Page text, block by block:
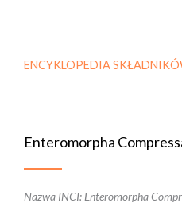
ENCYKLOPEDIA
Enteromorpha
Nazwa INCI: Enteromorpha